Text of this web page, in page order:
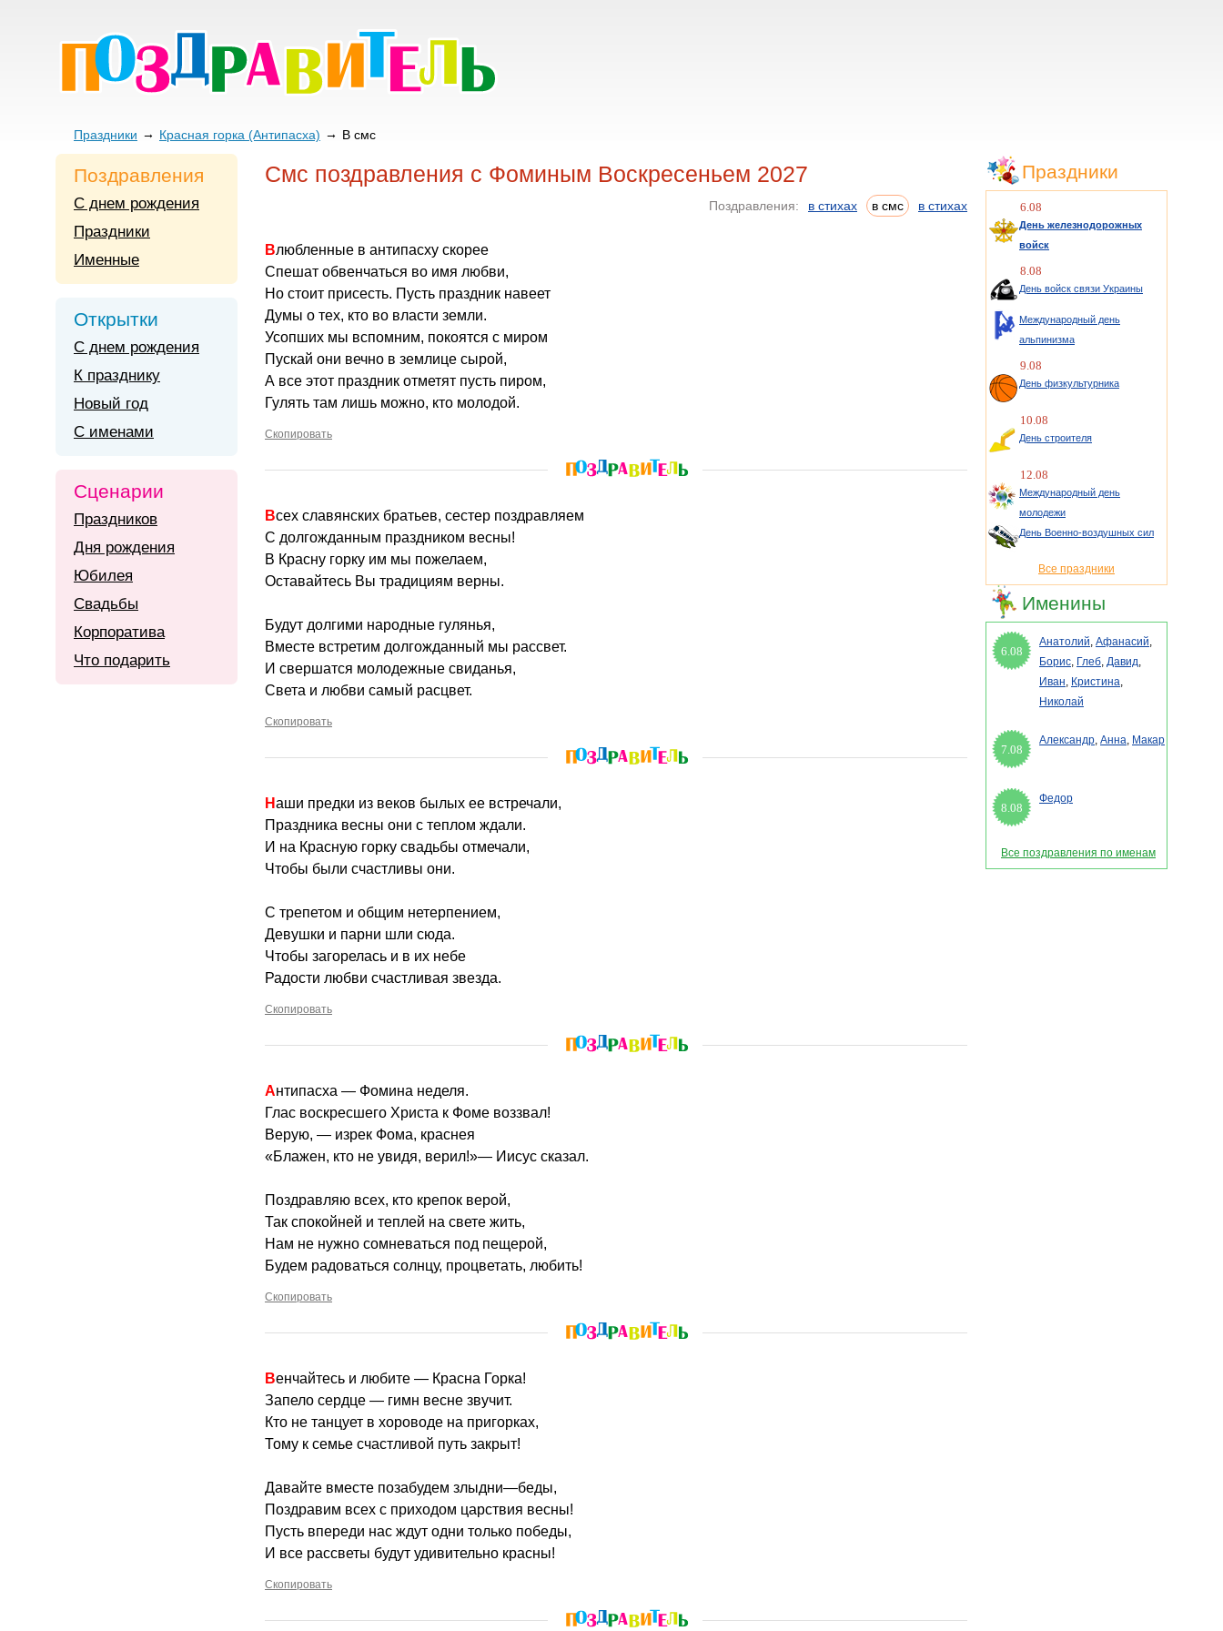
Праздники Красная горка (Антипасха) В смс
Смс поздравления с Фоминым Воскресеньем 2027
Поздравления: в стихах в смс в стихах
Влюбленные в антипасху скорее
Спешат обвенчаться во имя любви,
Но стоит присесть. Пусть праздник навеет
Думы о тех, кто во власти земли.
Усопших мы вспомним, покоятся с миром
Пускай они вечно в землице сырой,
А все этот праздник отметят пусть пиром,
Гулять там лишь можно, кто молодой.
Скопировать
Всех славянских братьев, сестер поздравляем
С долгожданным праздником весны!
В Красну горку им мы пожелаем,
Оставайтесь Вы традициям верны.
Будут долгими народные гулянья,
Вместе встретим долгожданный мы рассвет.
И свершатся молодежные свиданья,
Света и любви самый расцвет.
Скопировать
Наши предки из веков былых ее встречали,
Праздника весны они с теплом ждали.
И на Красную горку свадьбы отмечали,
Чтобы были счастливы они.
С трепетом и общим нетерпением,
Девушки и парни шли сюда.
Чтобы загорелась и в их небе
Радости любви счастливая звезда.
Скопировать
Антипасха — Фомина неделя.
Глас воскресшего Христа к Фоме воззвал!
Верую, — изрек Фома, краснея
«Блажен, кто не увидя, верил!»— Иисус сказал.
Поздравляю всех, кто крепок верой,
Так спокойней и теплей на свете жить,
Нам не нужно сомневаться под пещерой,
Будем радоваться солнцу, процветать, любить!
Скопировать
Венчайтесь и любите — Красна Горка!
Запело сердце — гимн весне звучит.
Кто не танцует в хороводе на пригорках,
Тому к семье счастливой путь закрыт!
Давайте вместе позабудем злыдни—беды,
Поздравим всех с приходом царствия весны!
Пусть впереди нас ждут одни только победы,
И все рассветы будут удивительно красны!
Скопировать
Поздравления
С днем рождения
Праздники
Именные
Открытки
С днем рождения
К празднику
Новый год
С именами
Сценарии
Праздников
Дня рождения
Юбилея
Свадьбы
Корпоратива
Что подарить
Праздники
6.08
День железнодорожных
войск
8.08
День войск связи Украины
Международный день
альпинизма
9.08
День физкультурника
10.08
День строителя
12.08
Международный день
молодежи
День Военно-воздушных сил
Все праздники
Именины
6.08
Анатолий, Афанасий,
Борис, Глеб, Давид,
Иван, Кристина,
Николай
7.08
Александр, Анна, Макар
8.08
Федор
Все поздравления по именам